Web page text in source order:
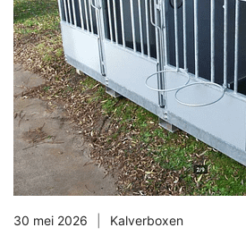
30 mei 2026 Kalverboxen